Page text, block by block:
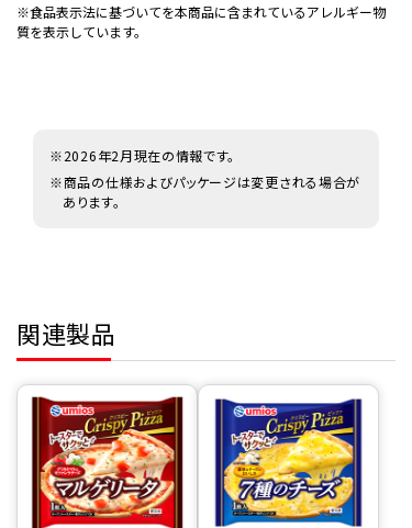
※食品表示法に基づいてを本商品に含まれているアレルギー物
質を表示しています。
※2026年2月現在の情報です。
※商品の仕様およびパッケージは変更される場合が
あります。
関連製品